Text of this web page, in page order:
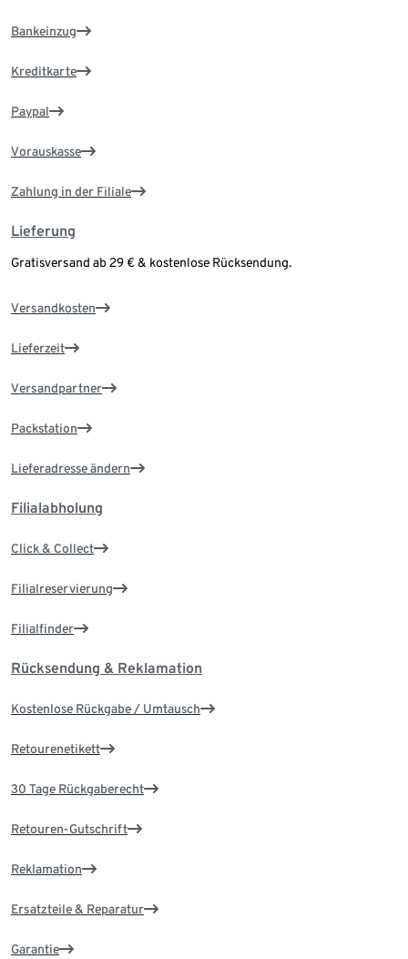
Bankeinzug
Kreditkarte
Paypal
Vorauskasse
Zahlung in der Filiale
Lieferung
Gratisversand ab 29 € & kostenlose Rücksendung.
Versandkosten
Lieferzeit
Versandpartner
Packstation
Lieferadresse ändern
Filialabholung
Click & Collect
Filialreservierung
Filialfinder
Rücksendung & Reklamation
Kostenlose Rückgabe / Umtausch
Retourenetikett
30 Tage Rückgaberecht
Retouren-Gutschrift
Reklamation
Ersatzteile & Reparatur
Garantie